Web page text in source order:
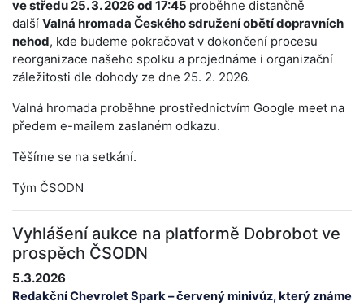
ve středu 25. 3. 2026 od 17:45 proběhne distančně
další Valná hromada Českého sdružení obětí dopravních
nehod, kde budeme pokračovat v dokončení procesu
reorganizace našeho spolku a projednáme i organizační
záležitosti dle dohody ze dne 25. 2. 2026.
Valná hromada proběhne prostřednictvím Google meet na
předem e-mailem zaslaném odkazu.
Těšíme se na setkání.
Tým ČSODN
Vyhlášení aukce na platformě Dobrobot ve
prospěch ČSODN
5.3.2026
Redakční Chevrolet Spark –červený minivůz, který známe